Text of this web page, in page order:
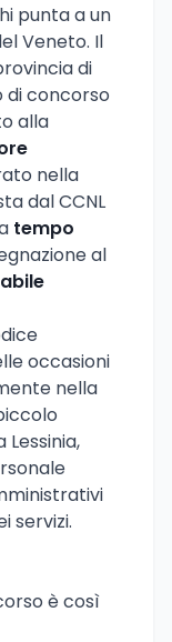
punta a un
Veneto. Il
di
di concorso
alla
nella
dal CCNL
tempo
al
occasioni
nella
servizi.
è così